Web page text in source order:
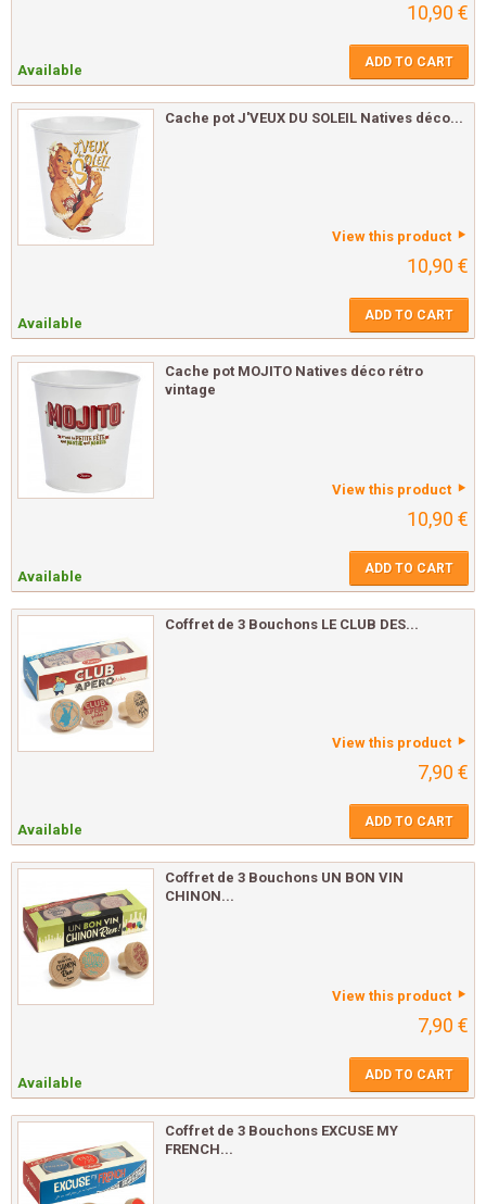
10,90 €
Available ADD TO CART
Cache pot J'VEUX DU SOLEIL Natives déco...
View this product
10,90 €
Available ADD TO CART
Cache pot MOJITO Natives déco rétro
vintage
View this product
10,90 €
Available ADD TO CART
Coffret de 3 Bouchons LE CLUB DES...
View this product
7,90 €
Available ADD TO CART
Coffret de 3 Bouchons UN BON VIN
CHINON...
View this product
7,90 €
Available ADD TO CART
Coffret de 3 Bouchons EXCUSE MY
FRENCH...